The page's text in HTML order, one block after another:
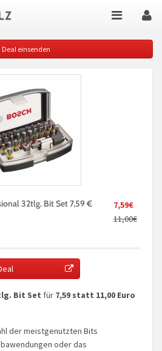
Deal einsenden
7,59€
11,00€
32tlg. Bit Set 7,59 €
Bit Set für 7,59 statt 11,00 Euro
der meistgenutzten Bits
oder das